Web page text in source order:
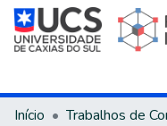
Início